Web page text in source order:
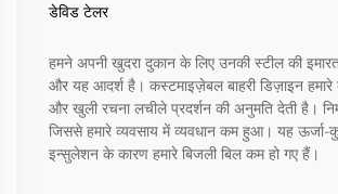
डेविड टेलर
हमने अपनी खुदरा दुकान के लिए उनकी स्टील की
और यह आदर्श है। कस्टमाइज़ेबल बाहरी डिज़ाइन
और खुली रचना लचीले प्रदर्शन की अनुमति देती है।
जिससे हमारे व्यवसाय में व्यवधान कम हुआ। यह
इन्सुलेशन के कारण हमारे बिजली बिल कम हो गए हैं।